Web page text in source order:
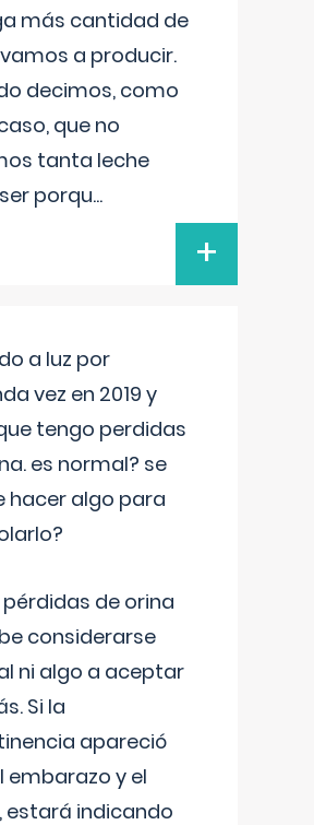
más cantidad de
a producir.
decimos, como
que no
tanta leche
porqu...
+
a luz por
vez en 2019 y
tengo perdidas
es normal? se
hacer algo para
pérdidas de orina
considerarse
ni algo a aceptar
Si la
apareció
embarazo y el
estará indicando